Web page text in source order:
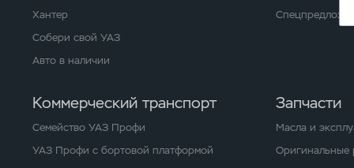
Хантер
Собери свой УАЗ
Авто в наличии
Коммерческий транспорт
Семейство УАЗ Профи
УАЗ Профи с бортовой платформой
Запчасти
Масла и
Оригинальные